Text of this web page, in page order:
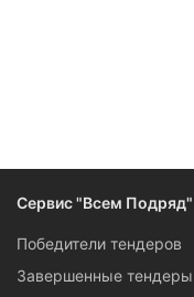
Сервис "Всем Подряд"
Победители тендеров
Завершенные тендеры